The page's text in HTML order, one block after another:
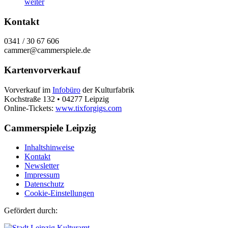
weiter
Kontakt
0341 / 30 67 606
cammer@cammerspiele.de
Kartenvorverkauf
Vorverkauf im Infobüro der Kulturfabrik
Kochstraße 132 • 04277 Leipzig
Online-Tickets: www.tixforgigs.com
Cammerspiele Leipzig
Inhaltshinweise
Kontakt
Newsletter
Impressum
Datenschutz
Cookie-Einstellungen
Gefördert durch: